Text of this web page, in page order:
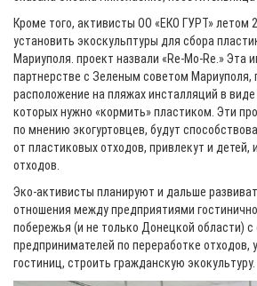
Кроме того, активисты ОО «ЕКО ГУРТ» летом
установить экоскульптуры для сбора
Мариуполя. проект назвали «Re-Mo-Re.» Эта
партнерстве с Зеленым советом Мариуполя,
расположение на пляжах инсталляций в
которых нужно «кормить» пластиком. Эти
по мнению экогуртовцев, будут
от пластиковых отходов, привлекут и детей,
отходов.
Эко-активисты планируют и дальше
отношения между предприятиями
побережья (и не только Донецкой области)
предпринимателей по переработке отходов,
гостиниц, строить гражданскую экокультуру.